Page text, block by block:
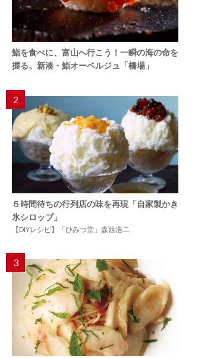
鮨を食べに、富山へ行こう！一瞬の海の命を
握る。新湊・鮨オーベルジュ「橋場」
2
５時間待ちの行列店の味を再現「自家製かき
氷シロップ」
【DIYレシピ】「ひみつ堂」森西浩二
3